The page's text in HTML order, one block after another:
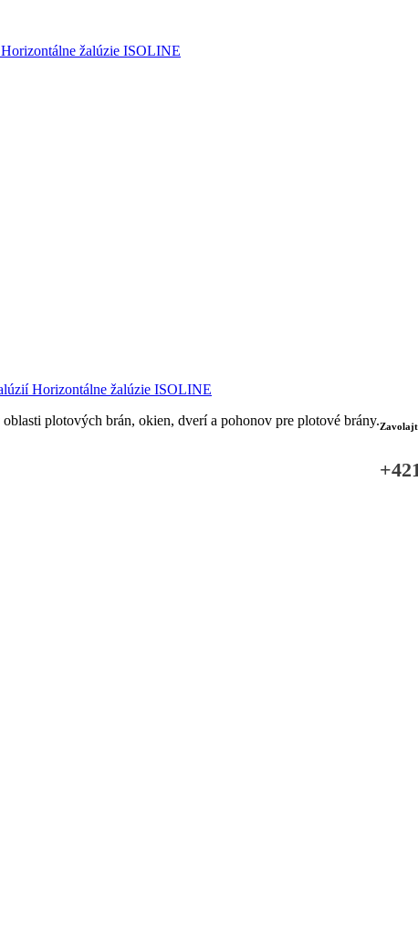
Horizontálne žalúzie ISOLINE
Horizontálne žalúzie ISOLINE
plotových brán, okien, dverí a pohonov pre plotové brány.